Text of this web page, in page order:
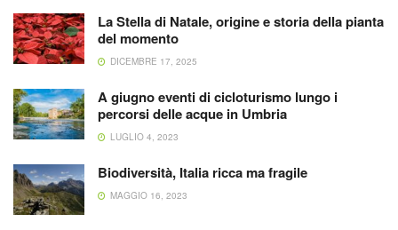
La Stella di Natale, origine e storia della pianta
del momento
DICEMBRE 17, 2025
A giugno eventi di cicloturismo lungo i
percorsi delle acque in Umbria
LUGLIO 4, 2023
Biodiversità, Italia ricca ma fragile
MAGGIO 16, 2023